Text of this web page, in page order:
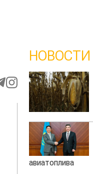
НОВОСТИ
авиатоплива